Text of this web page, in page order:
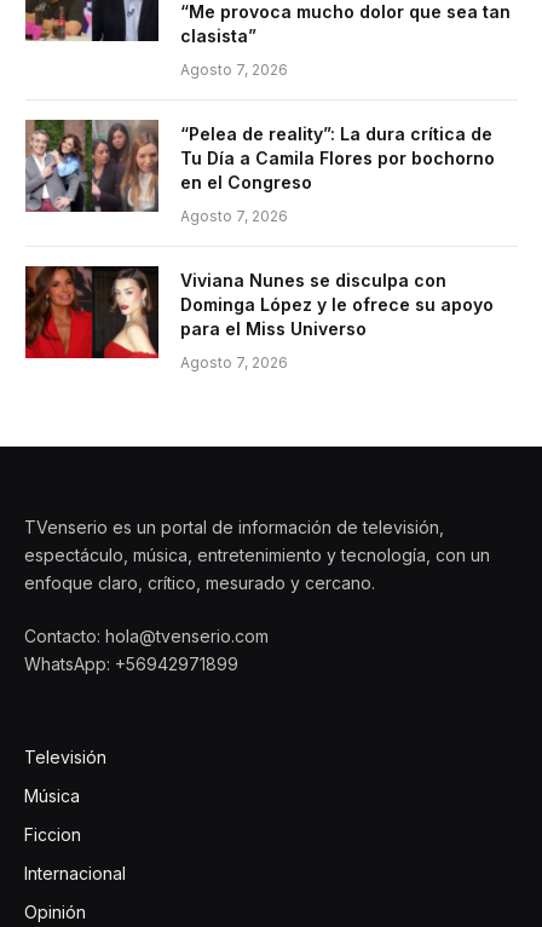
“Me provoca mucho dolor que sea tan
clasista”
Agosto 7, 2026
“Pelea de reality”: La dura crítica de
Tu Día a Camila Flores por bochorno
en el Congreso
Agosto 7, 2026
Viviana Nunes se disculpa con
Dominga López y le ofrece su apoyo
para el Miss Universo
Agosto 7, 2026
TVenserio es un portal de información de televisión,
espectáculo, música, entretenimiento y tecnología, con un
enfoque claro, crítico, mesurado y cercano.
Contacto: hola@tvenserio.com
WhatsApp: +56942971899
Televisión
Música
Ficcion
Internacional
Opinión